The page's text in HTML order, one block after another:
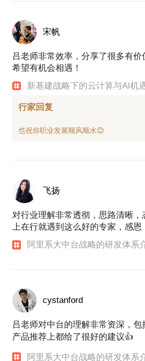
宋帆
吕老师非常效率，分享了很多有价
希望有机会相遇！
新基建战略下的云计算与AI机
行家回复
飞扬
对行业理解非常透彻，思路清晰，
上在行就遇到这么好的专家，感恩
阿里系大中台战略的研发体系
cystanford
吕老师对中台的理解非常资深，包
产品推荐上都给了很好的建议👍
阿里系大中台战略的研发体系